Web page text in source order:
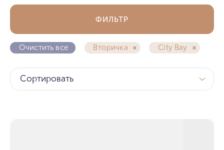
Очистить все Вторичка City Bay
ФИЛЬТР
Сортировать